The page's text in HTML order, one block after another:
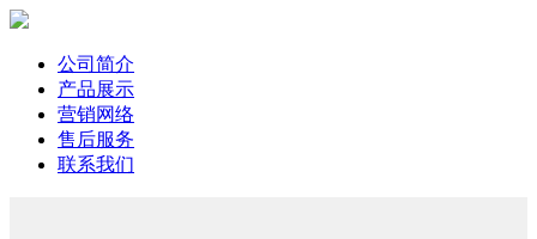
公司简介
产品展示
营销网络
售后服务
联系我们